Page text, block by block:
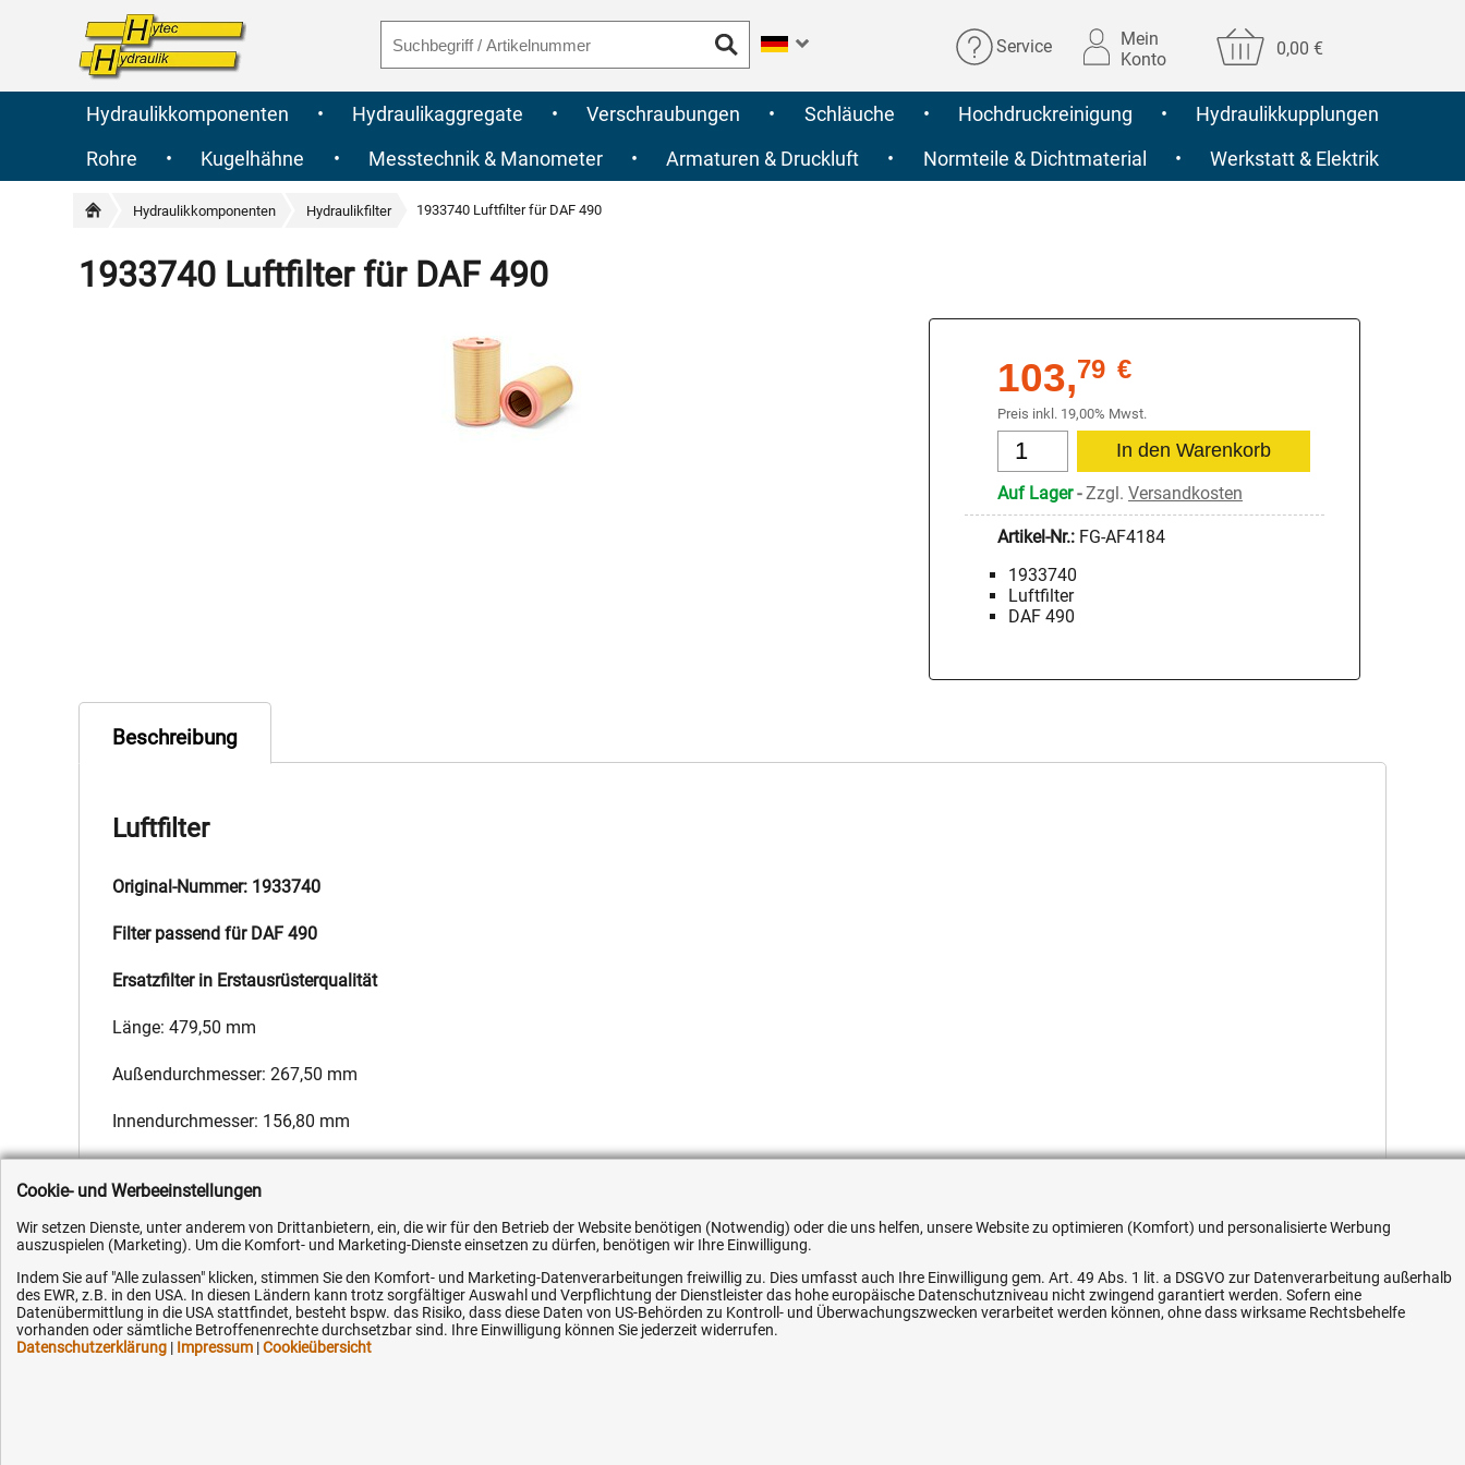
Service
Mein
Konto
0,00 €
Hydraulikkomponenten • Hydraulikaggregate • Verschraubungen • Schläuche • Hochdruckreinigung •
Hydraulikkupplungen
Rohre
• Kugelhähne • Messtechnik & Manometer • Armaturen & Druckluft • Normteile & Dichtmaterial • Werkstatt & Elektrik
Hydraulikkomponenten Hydraulikfilter 1933740 Luftfilter für DAF 490
1933740 Luftfilter für DAF 490
103,79 €
Preis inkl. 19,00% Mwst.
Auf Lager-Zzgl. Versandkosten
Artikel-Nr.: FG-AF4184
1933740
Luftfilter
DAF 490
Beschreibung
Luftfilter
Original-Nummer: 1933740
Filter passend für DAF 490
Ersatzfilter in Erstausrüsterqualität
Länge: 479,50 mm
Außendurchmesser: 267,50 mm
Innendurchmesser: 156,80 mm
Hersteller: Fleetguard,Hersteller-Nr.: 1933740,EAN: 4051354528418
Kundenhotline (Festnetz):
+49 (0) 5351 - 523 520
Hilfe & Service Ihre Hytec-Hydraulik Vorteile Flexible Zahlung
Cookie- und Werbeeinstellungen
Wir setzen Dienste, unter anderem von Drittanbietern, ein, die wir für den Betrieb der Website benötigen (Notwendig) oder die uns helfen, unsere Website zu optimieren (Komfort) und personalisierte Werbung
auszuspielen (Marketing). Um die Komfort- und Marketing-Dienste einsetzen zu dürfen, benötigen wir Ihre Einwilligung.
Indem Sie auf "Alle zulassen" klicken, stimmen Sie den Komfort- und Marketing-Datenverarbeitungen freiwillig zu. Dies umfasst auch Ihre Einwilligung gem. Art. 49 Abs. 1 lit. a DSGVO zur Datenverarbeitung außerhalb
des EWR, z.B. in den USA. In diesen Ländern kann trotz sorgfältiger Auswahl und Verpflichtung der Dienstleister das hohe europäische Datenschutzniveau nicht zwingend garantiert werden. Sofern eine
Datenübermittlung in die USA stattfindet, besteht bspw. das Risiko, dass diese Daten von US-Behörden zu Kontroll- und Überwachungszwecken verarbeitet werden können, ohne dass wirksame Rechtsbehelfe
vorhanden oder sämtliche Betroffenenrechte durchsetzbar sind. Ihre Einwilligung können Sie jederzeit widerrufen.
Datenschutzerklärung | Impressum |Cookieübersicht